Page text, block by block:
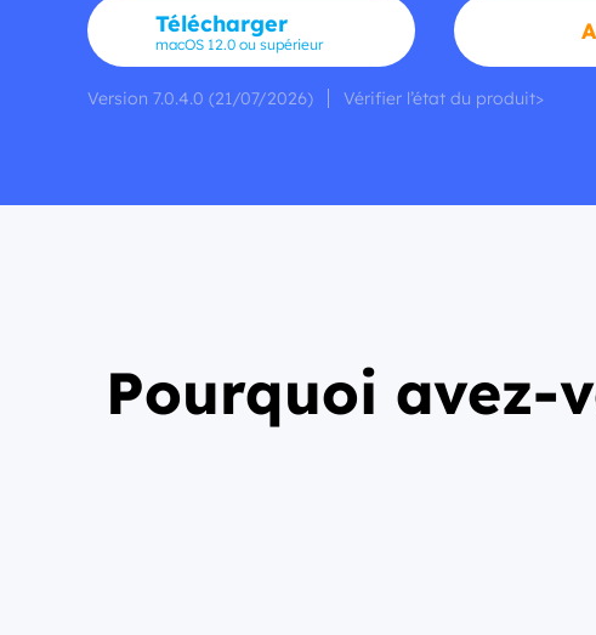
Télécharger
macOS 12.0 ou supérieur
Version 7.0.4.0 (21/07/2026) Vérifier l’état du produit>
Pourquoi avez-